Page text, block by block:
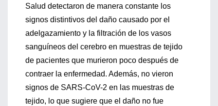
Salud detectaron de manera constante los
signos distintivos del daño causado por el
adelgazamiento y la filtración de los vasos
sanguíneos del cerebro en muestras de tejido
de pacientes que murieron poco después de
contraer la enfermedad. Además, no vieron
signos de SARS-CoV-2 en las muestras de
tejido, lo que sugiere que el daño no fue